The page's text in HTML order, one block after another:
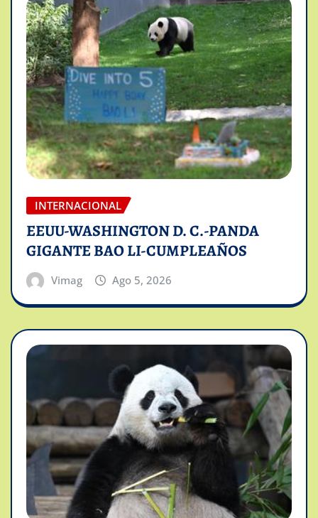
INTERNACIONAL
EEUU-WASHINGTON D. C.-PANDA
GIGANTE BAO LI-CUMPLEAÑOS
Vimag Ago 5, 2026